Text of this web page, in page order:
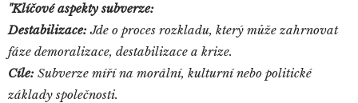
"Klíčové aspekty subverze:
Destabilizace:Jde o proces rozkladu, který může zahrnovat
fáze demoralizace, destabilizace a krize.
Cíle: Subverze míří na morální, kulturní nebo politické
základy společnosti.